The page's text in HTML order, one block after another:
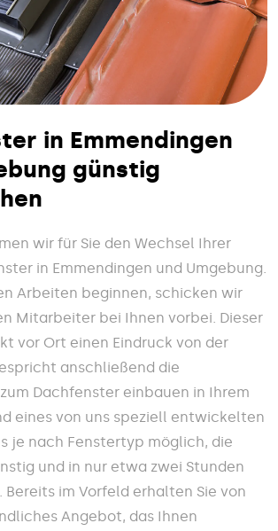
in Emmendingen
günstig
wir für Sie den Wechsel Ihrer
in Emmendingen und Umgebung.
Arbeiten beginnen, schicken wir
Mitarbeiter bei Ihnen vorbei. Dieser
vor Ort einen Eindruck von der
anschließend die
Dachfenster einbauen in Ihrem
eines von uns speziell entwickelten
je nach Fenstertyp möglich, die
und in nur etwa zwei Stunden
Bereits im Vorfeld erhalten Sie von
Angebot, das Ihnen